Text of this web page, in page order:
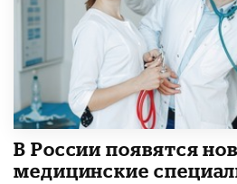
В России появятся
медицинские